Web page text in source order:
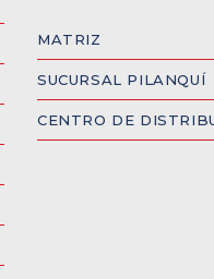
MATRIZ
SUCURSAL PILANQUÍ
CENTRO DE